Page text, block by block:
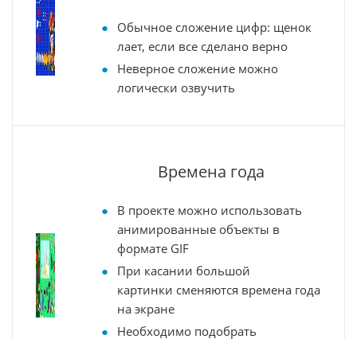
Обычное сложение цифр: щенок
лает, если все сделано верно
Неверное сложение можно
логически озвучить
Времена года
В проекте можно использовать
анимированные объекты в
формате GIF
При касании большой
картинки сменяются времена года
на экране
Необходимо подобрать